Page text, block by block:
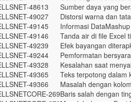
48613
Sumber daya yang
49027
Distorsi warna dan
49145
Informasi
49146
Tanda air di file Excel
49239
Efek bayangan
49244
Pemformatan
49328
Kesalahan saat
49365
Teks terpotong dalam
49366
Masalah dengan
269Baris salah dengan